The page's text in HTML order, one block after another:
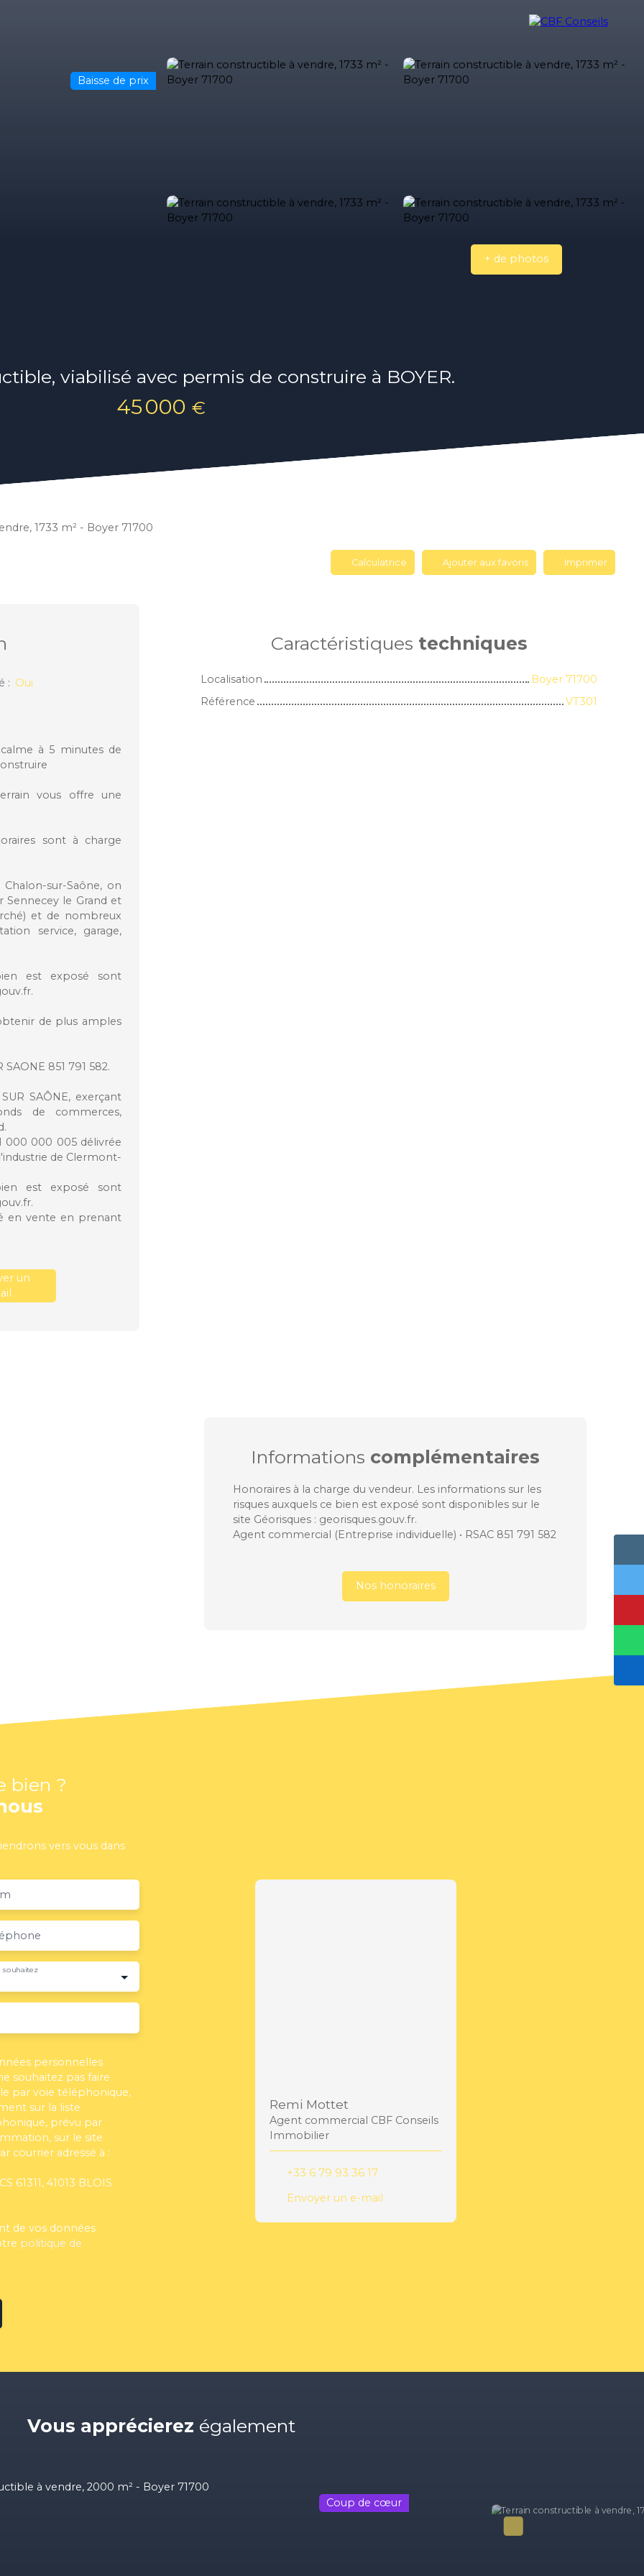
Baisse de prix
+ de photos
viabilisé avec permis de construire à BOYER.
45 000 €
1733 m² - Boyer 71700
Calculatrice Ajouter aux favoris Imprimer
: Oui
à 5 minutes de
vous offre une
sont à charge
sur-Saône, on
le Grand et
et de nombreux
service, garage,
est exposé sont
de plus amples
851 791 582.
SAÔNE, exerçant
de commerces,
000 000 005 délivrée
de Clermont-
est exposé sont
en vente en prenant
un
Caractéristiques techniques
Localisation
Boyer 71700
Référence
VT301
Informations complémentaires
Honoraires à la charge du vendeur. Les informations sur les
risques auxquels ce bien est exposé sont disponibles sur le
site Géorisques : georisques.gouv.fr.
Agent commercial (Entreprise individuelle) • RSAC 851 791 582
Nos honoraires
bien ?
vers vous dans
souhaitez
personnelles
souhaitez pas faire
par voie téléphonique,
sur la liste
prévu par
sur le site
courrier adressé à :
61311, 41013 BLOIS
de vos données
politique de
Remi Mottet
Agent commercial CBF Conseils
Immobilier
+33 6 79 93 36 17
Envoyer un e-mail
Vous apprécierez également
Coup de cœur